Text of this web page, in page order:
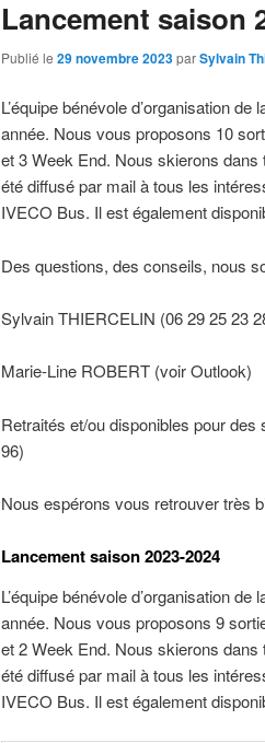
Lancement saison
Publié le 29 novembre 2023parSylvain
L’équipe bénévole d’organisation
année. Nous vous proposons 10
et 3 Week End. Nous skierons
été diffusé par mail à tous les
IVECO Bus. Il est également
Des questions, des conseils, nous
Sylvain THIERCELIN (06 29 25 23
Marie-Line ROBERT (voir Outlook)
Retraités et/ou disponibles pour
96)
Nous espérons vous retrouver très
Lancement saison 2023-2024
L’équipe bénévole d’organisation
année. Nous vous proposons 9
et 2 Week End. Nous skierons
été diffusé par mail à tous les
IVECO Bus. Il est également